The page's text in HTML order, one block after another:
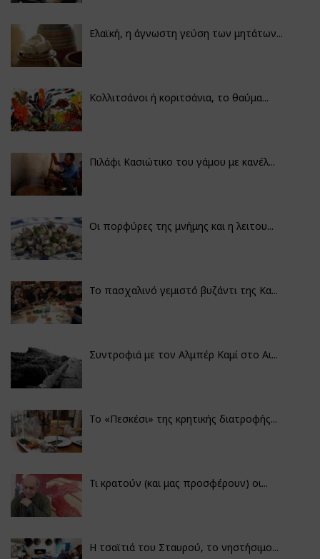
Ελαϊκή, η άγνωστη γεύση των μητάτων...
Κολλιτσάνοι ή κοριτσάνια, το θαύμα...
Πιλάφι Κασιώτικο του γάμου με κανέλ...
Οι πορφύρες της μνήμης και η λειτου...
Το πασχαλινό γεμιστό βυζάντι της Κα...
Συντροφιά με τον Αλμπέρ Καμί στο Αι...
Το «Πεσκέσι» της κρητικής διατροφής...
Τι κρατούν (και μας προσφέρουν) οι...
Η τσαϊτιά του Σταυρού, το νηστήσιμο...